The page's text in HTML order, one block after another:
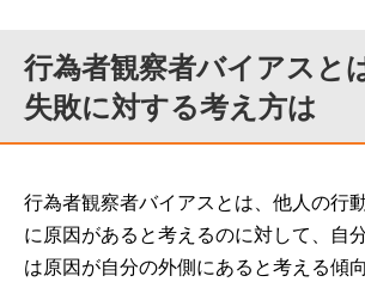
行為者観察者バイアスと
失敗に対する考え方は
行為者観察者バイアスとは、他人の行
に原因があると考えるのに対して、自
は原因が自分の外側にあると考える傾